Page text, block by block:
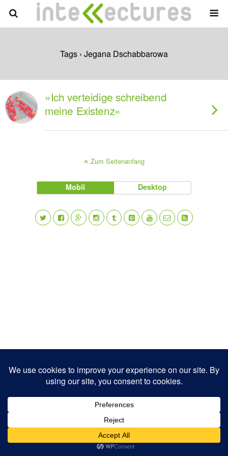
Tags › Jegana Dschabbarowa
»Ich verteidige schreibend
meine Existenz«
Zum Seitenanfang
Mobil Desktop